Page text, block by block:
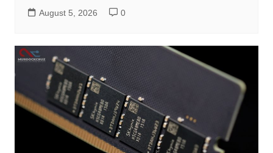
August 5, 2026 0